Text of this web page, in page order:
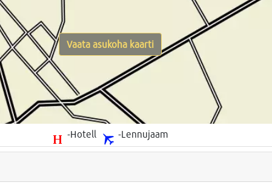
-Hotell -Lennujaam
Vaata asukoha kaarti